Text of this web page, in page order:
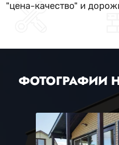
"цена-качество" и
ФОТОГРАФИИ